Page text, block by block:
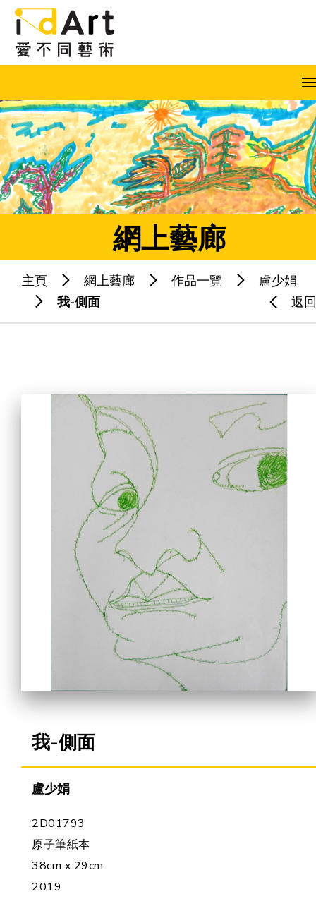
跳到內容（按回車鍵）
EN 繁 简 A A A
熱門關鍵字：藝術共融 藝術家
愛不同藝術
愛不同藝術家
網上藝廊
主頁 網上藝廊 作品一覽
盧少娟
我-側面
返回
我-側面
盧少娟
2D01793
原子筆紙本
38cm x 29cm
2019